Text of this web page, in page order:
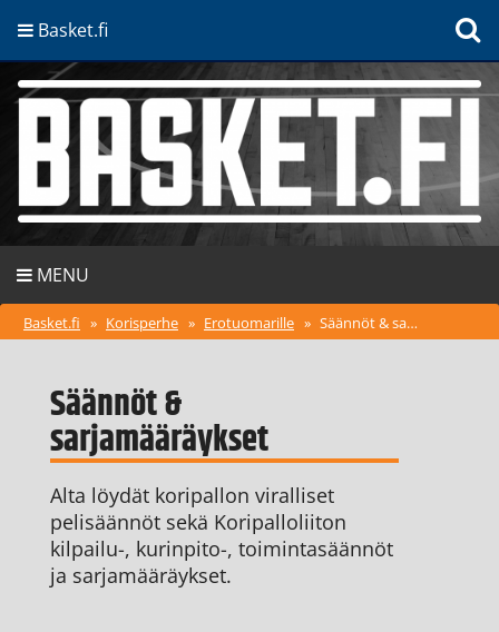
Basket.fi
MENU
Basket.fi » Korisperhe » Erotuomarille » Säännöt & sarjamääräykset
Säännöt &
sarjamääräykset
Alta löydät koripallon viralliset
pelisäännöt sekä Koripalloliiton
kilpailu-, kurinpito-, toimintasäännöt
ja sarjamääräykset.